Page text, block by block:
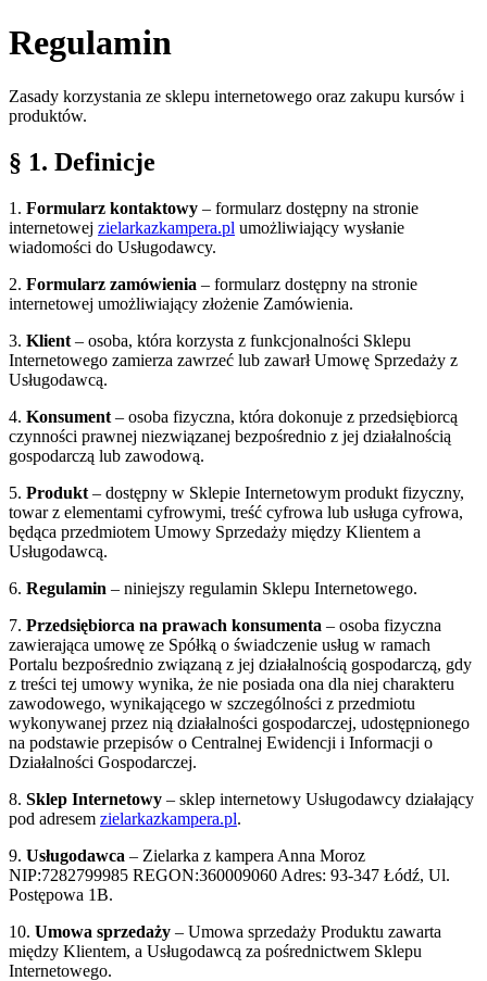
Regulamin
Zasady korzystania ze sklepu internetowego oraz zakupu kursów i
produktów.
§ 1. Definicje
1. Formularz kontaktowy – formularz dostępny na stronie
internetowej zielarkazkampera.pl umożliwiający wysłanie
wiadomości do Usługodawcy.
2. Formularz zamówienia – formularz dostępny na stronie
internetowej umożliwiający złożenie Zamówienia.
3. Klient – osoba, która korzysta z funkcjonalności Sklepu
Internetowego zamierza zawrzeć lub zawarł Umowę Sprzedaży z
Usługodawcą.
4. Konsument – osoba fizyczna, która dokonuje z przedsiębiorcą
czynności prawnej niezwiązanej bezpośrednio z jej działalnością
gospodarczą lub zawodową.
5. Produkt – dostępny w Sklepie Internetowym produkt fizyczny,
towar z elementami cyfrowymi, treść cyfrowa lub usługa cyfrowa,
będąca przedmiotem Umowy Sprzedaży między Klientem a
Usługodawcą.
6. Regulamin – niniejszy regulamin Sklepu Internetowego.
7. Przedsiębiorca na prawach konsumenta – osoba fizyczna
zawierająca umowę ze Spółką o świadczenie usług w ramach
Portalu bezpośrednio związaną z jej działalnością gospodarczą, gdy
z treści tej umowy wynika, że nie posiada ona dla niej charakteru
zawodowego, wynikającego w szczególności z przedmiotu
wykonywanej przez nią działalności gospodarczej, udostępnionego
na podstawie przepisów o Centralnej Ewidencji i Informacji o
Działalności Gospodarczej.
8. Sklep Internetowy – sklep internetowy Usługodawcy działający
pod adresem zielarkazkampera.pl.
9. Usługodawca – Zielarka z kampera Anna Moroz
NIP:7282799985 REGON:360009060 Adres: 93-347 Łódź, Ul.
Postępowa 1B.
10. Umowa sprzedaży – Umowa sprzedaży Produktu zawarta
między Klientem, a Usługodawcą za pośrednictwem Sklepu
Internetowego.